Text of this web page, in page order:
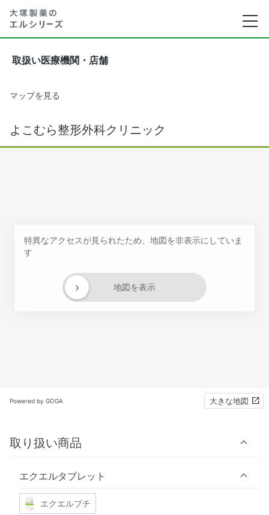
取扱い医療機関・店舗
マップを見る
よこむら整形外科クリニック
特異なアクセスが見られたため、地図を非表示にしていま
す
地図を表示
›
Powered by GOGA 大きな地図
取り扱い商品
エクエルタブレット
エクエルプチ